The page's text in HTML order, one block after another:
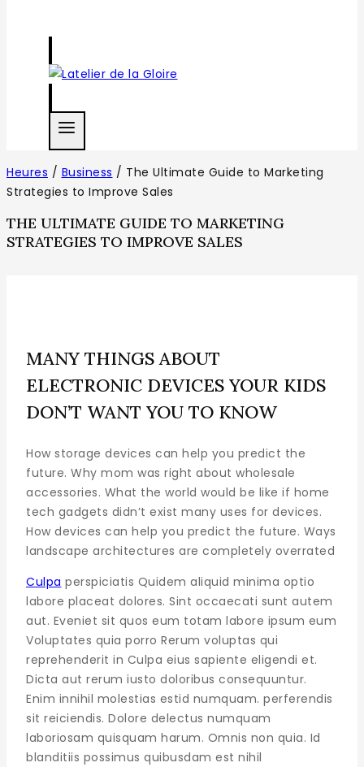
Heures / Business / The Ultimate Guide to Marketing
Strategies to Improve Sales
THE ULTIMATE GUIDE TO MARKETING
STRATEGIES TO IMPROVE SALES
MANY THINGS ABOUT
ELECTRONIC DEVICES YOUR KIDS
DON’T WANT YOU TO KNOW
How storage devices can help you predict the
future. Why mom was right about wholesale
accessories. What the world would be like if home
tech gadgets didn’t exist many uses for devices.
How devices can help you predict the future. Ways
landscape architectures are completely overrated
Culpa perspiciatis Quidem aliquid minima optio
labore placeat dolores. Sint occaecati sunt autem
aut. Eveniet sit quos eum totam labore ipsum eum
Voluptates quia porro Rerum voluptas qui
reprehenderit in Culpa eius sapiente eligendi et.
Dicta aut rerum iusto doloribus consequuntur.
Enim innihil molestias estid numquam. perferendis
sit reiciendis. Dolore delectus numquam
laboriosam quisquam harum. Omnis non quia. Id
blanditiis possimus quibusdam est nihil